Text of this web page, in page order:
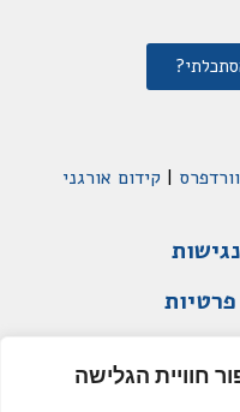
חוויית הגלישה
| קידום אורגני